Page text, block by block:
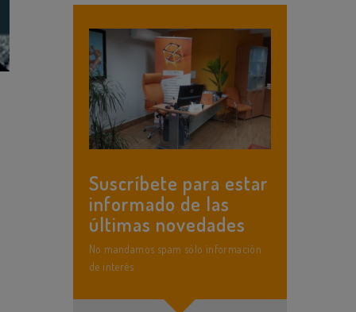
Suscríbete para estar
informado de las
últimas novedades
No mandamos spam sólo información
de interés